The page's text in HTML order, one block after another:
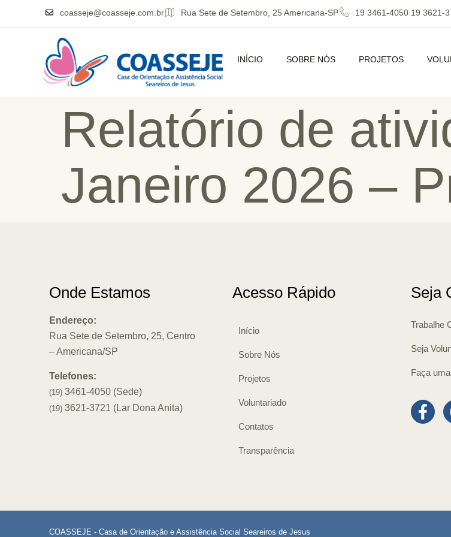
coasseje@coasseje.com.br Rua Sete de Setembro, 25 Americana-SP 19 3461-4050 19 3621-
INÍCIO SOBRE NÓS PROJETOS
Relatório de
Janeiro 2026 –
Onde Estamos
Endereço:
Rua Sete de Setembro, 25, Centro
– Americana/SP
Telefones:
(19) 3461-4050 (Sede)
(19) 3621-3721 (Lar Dona Anita)
Acesso Rápido
Início
Sobre Nós
Projetos
Voluntariado
Contatos
Transparência
Seja
Trabalhe
Seja
Faça
COASSEJE - Casa de Orientação e Assistência Social Seareiros de Jesus